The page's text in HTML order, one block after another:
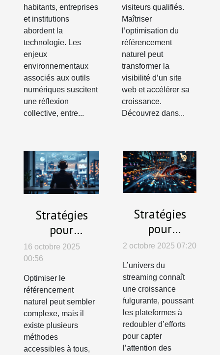
habitants, entreprises
et institutions
abordent la
technologie. Les
enjeux
environnementaux
associés aux outils
numériques suscitent
une réflexion
collective, entre...
visiteurs qualifiés.
Maîtriser
l’optimisation du
référencement
naturel peut
transformer la
visibilité d’un site
web et accélérer sa
croissance.
Découvrez dans...
Stratégies
pour
optimiser
référencement
naturel sans
expertise
16 octobre 2025
00:56
Optimiser le
référencement
naturel peut sembler
complexe, mais il
existe plusieurs
méthodes
accessibles à tous,
Stratégies
pour
augmenter
l'engagement
sur les
plateformes
de streaming
2 octobre 2025 07:20
L’univers du
streaming connaît
une croissance
fulgurante, poussant
les plateformes à
redoubler d’efforts
pour capter
l’attention des